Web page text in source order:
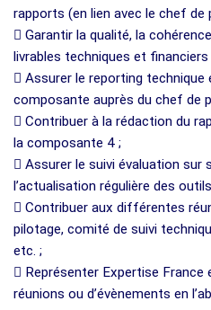
rapports (en lien avec le chef de
 Garantir la qualité, la
livrables techniques et
 Assurer le reporting technique
composante auprès du chef de
 Contribuer à la rédaction du
la composante 4 ;
 Assurer le suivi évaluation sur
l’actualisation régulière des
 Contribuer aux différentes
pilotage, comité de suivi
etc. ;
 Représenter Expertise France
réunions ou d’évènements en